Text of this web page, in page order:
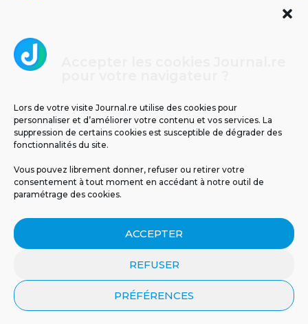
Lors de votre visite Journal.re utilise des cookies pour
personnaliser et d’améliorer votre contenu et vos services. La
suppression de certains cookies est susceptible de dégrader des
fonctionnalités du site.
Vous pouvez librement donner, refuser ou retirer votre
consentement à tout moment en accédant à notre outil de
paramétrage des cookies.
ACCEPTER
REFUSER
PRÉFÉRENCES
MENTIONS LÉGALES PUBLICITÉ
BLOG
NOS ÉMISSIONS
POLITIQUE DE CONFIDENTIALITÉ
CONTACT
© 2026 Tous droits réservés